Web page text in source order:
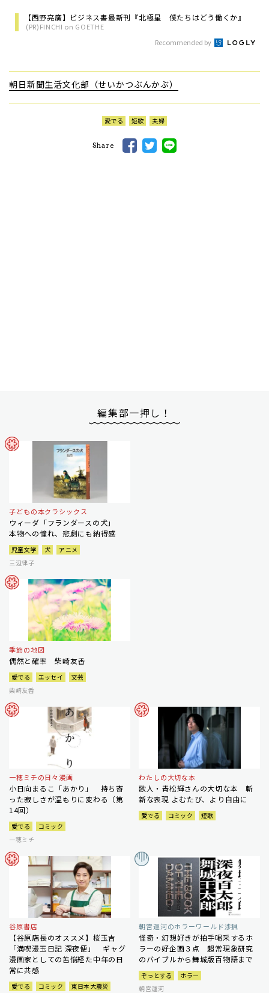
【西野亮廣】ビジネス書最新刊『北極星 僕たちはどう働くか』
(PR)FINCHI on GOETHE
Recommended by
朝日新聞生活文化部（せいかつぶんかぶ）
愛でる 短歌 夫婦
Share
編集部一押し！
子どもの本クラシックス
ウィーダ「フランダースの犬」
本物への憧れ、悲劇にも納得感
児童文学 犬
アニメ
三辺律子
季節の地図
偶然と確率 柴崎友香
愛でる エッセイ
文芸
柴崎友香
一穂ミチの日々漫画
小日向まるこ「あかり」 持ち寄
った寂しさが温もりに変わる（第
14回）
愛でる
コミック
一穂ミチ
わたしの大切な本
歌人・青松輝さんの大切な本 斬
新な表現 よむたび、より自由に
愛でる コミック 短歌
谷原書店
【谷原店長のオススメ】桜玉吉
「満喫漫玉日記 深夜便」 ギャグ
漫画家としての苦悩経た中年の日
常に共感
愛でる コミック 東日本大震災
朝宮運河のホラーワールド渉猟
怪奇・幻想好きが拍手喝采するホ
ラーの好企画３点 超常現象研究
のバイブルから舞城版百物語まで
ぞっとする
ホラー
朝宮運河